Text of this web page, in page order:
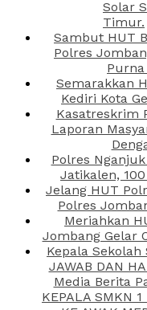
Solar
Timur.
Sambut HUT
Polres
Semarakkan
Kediri Kota
Kasatreskrim
Laporan
Polres
Jatikalen,
Jelang HUT
Polres
Meriahkan
Jombang Gelar
Kepala Sekolah
JAWAB DAN
Media Berita
KEPALA SMKN